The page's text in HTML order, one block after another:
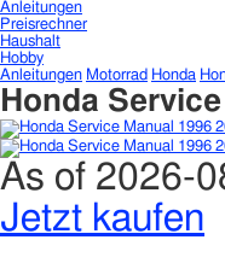
Anleitungen
Preisrechner
Haushalt
Hobby
Anleitungen Motorrad Honda
Honda
As of 2026-
Jetzt kaufen